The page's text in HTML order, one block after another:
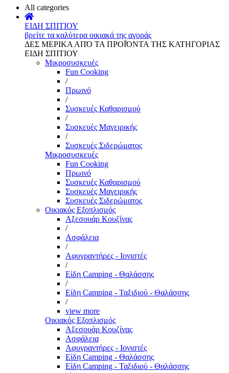
All categories
ΕΙΔΗ ΣΠΙΤΙΟΥ
βρείτε τα καλύτερα οικιακά της αγοράς
ΔΕΣ ΜΕΡΙΚΑ ΑΠΌ ΤΑ ΠΡΟΪΌΝΤΑ ΤΗΣ ΚΑΤΗΓΟΡΙΑΣ
ΕΙΔΗ ΣΠΙΤΙΟΥ
Μικροσυσκευές
Fun Cooking
/
Πρωινό
/
Συσκευές Καθαρισμού
/
Συσκευές Μαγειρικής
/
Συσκευές Σιδερώματος
Μικροσυσκευές
Fun Cooking
Πρωινό
Συσκευές Καθαρισμού
Συσκευές Μαγειρικής
Συσκευές Σιδερώματος
Οικιακός Εξοπλισμός
Αξεσουάρ Κουζίνας
/
Ασφάλεια
/
Αφυγραντήρες - Ιονιστές
/
Είδη Camping - Θαλάσσης
/
Είδη Camping - Ταξιδιού - Θαλάσσης
/
view more
Οικιακός Εξοπλισμός
Αξεσουάρ Κουζίνας
Ασφάλεια
Αφυγραντήρες - Ιονιστές
Είδη Camping - Θαλάσσης
Είδη Camping - Ταξιδιού - Θαλάσσης